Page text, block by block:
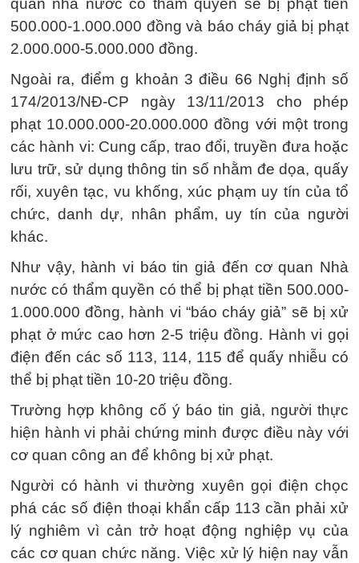
quan nhà nước có thẩm quyền sẽ bị phạt tiền
500.000-1.000.000 đồng và báo cháy giả bị phạt
2.000.000-5.000.000 đồng.
Ngoài ra, điểm g khoản 3 điều 66 Nghị định số
174/2013/NĐ-CP ngày 13/11/2013 cho phép
phạt 10.000.000-20.000.000 đồng với một trong
các hành vi: Cung cấp, trao đổi, truyền đưa hoặc
lưu trữ, sử dụng thông tin số nhằm đe dọa, quấy
rối, xuyên tạc, vu khống, xúc phạm uy tín của tổ
chức, danh dự, nhân phẩm, uy tín của người
khác.
Như vậy, hành vi báo tin giả đến cơ quan Nhà
nước có thẩm quyền có thể bị phạt tiền 500.000-
1.000.000 đồng, hành vi “báo cháy giả” sẽ bị xử
phạt ở mức cao hơn 2-5 triệu đồng. Hành vi gọi
điện đến các số 113, 114, 115 để quấy nhiễu có
thể bị phạt tiền 10-20 triệu đồng.
Trường hợp không cố ý báo tin giả, người thực
hiện hành vi phải chứng minh được điều này với
cơ quan công an để không bị xử phạt.
Người có hành vi thường xuyên gọi điện chọc
phá các số điện thoại khẩn cấp 113 cần phải xử
lý nghiêm vì cản trở hoạt động nghiệp vụ của
các cơ quan chức năng. Việc xử lý hiện nay vẫn